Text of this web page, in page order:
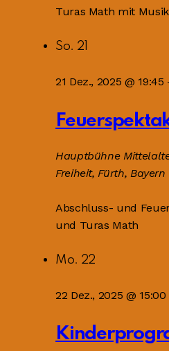
Turas Math mit
So. 21
21 Dez., 2025 @ 19:45
Hauptbühne
Freiheit, Fürth, Bayern
Abschluss- und
und Turas Math
Mo. 22
22 Dez., 2025 @ 15:00